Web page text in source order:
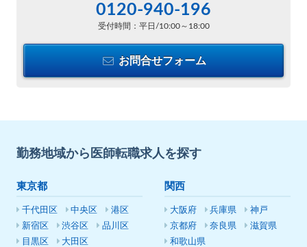
0120-940-196
受付時間：平日/10:00～18:00
お問合せフォーム
勤務地域から医師転職求人を探す
東京都
千代田区 中央区
港区
新宿区
渋谷区
品川区
目黒区
大田区
関西
大阪府 兵庫県
神戸
京都府
奈良県
滋賀県
和歌山県